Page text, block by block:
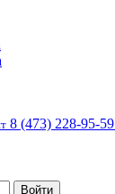
8 (473) 228-95-59
Войти